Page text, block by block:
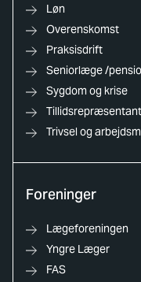
Løn
Overenskomst
Praksisdrift
Seniorlæge /
Sygdom og krise
Tillidsrepræsentant
Trivsel og
Foreninger
Lægeforeningen
Yngre Læger
FAS